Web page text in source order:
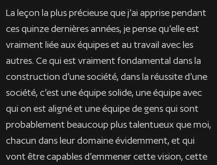
La leçon la plus précieuse que j’ai apprise pendant
ces quinze dernières années, je pense qu’elle est
vraiment liée aux équipes et au travail avec les
autres. Ce qui est vraiment fondamental dans la
construction d’une société, dans la réussite d’une
société, c’est une équipe solide, une équipe avec
qui on est aligné et une équipe de gens qui sont
probablement beaucoup plus talentueux que moi,
chacun dans leur domaine évidemment, et qui
vont être capables d’emmener cette vision, cette